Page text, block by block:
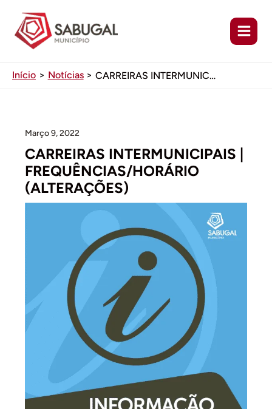
conteúdo
Início Notícias CARREIRAS INTERMUNICIPAIS | FREQUÊNCIAS/HORÁRIO (ALTERAÇÕES)
Março 9, 2022
CARREIRAS INTERMUNICIPAIS |
FREQUÊNCIAS/HORÁRIO
(ALTERAÇÕES)